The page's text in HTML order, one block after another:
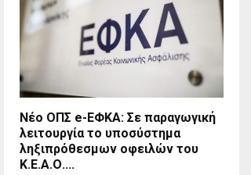
Νέο ΟΠΣ e-ΕΦΚΑ: Σε παραγωγική
λειτουργία το υποσύστημα
ληξιπρόθεσμων οφειλών του
Κ.Ε.Α.Ο....